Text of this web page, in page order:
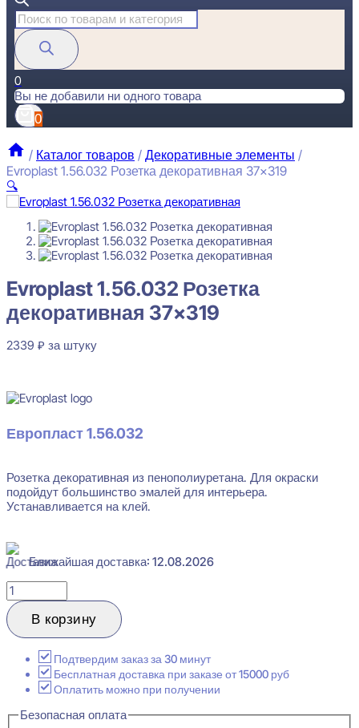
Поиск
товаров
0
Вы не добавили ни одного товара
0
/ Каталог товаров / Декоративные элементы /
Evroplast 1.56.032 Розетка декоративная 37×319
🔍
Evroplast 1.56.032 Розетка декоративная 37x319
2339₽ за штуку
Evroplast 1.56.032 Розетка
декоративная 37×319
2339 ₽ за штуку
Европласт 1.56.032
Розетка декоративная из пенополиуретана. Для окраски
подойдут большинство эмалей для интерьера.
Устанавливается на клей.
Ближайшая доставка: 12.08.2026
Количество
товара
Evroplast
1.56.032
декоративная
37x319
В корзину
Подтвердим заказ за 30 минут
Бесплатная доставка при заказе от 15000 руб
Оплатить можно при получении
Безопасная оплата